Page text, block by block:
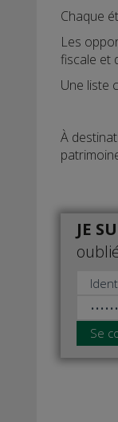
Chaque
Les
fiscale et
Une liste
À
JE
Se